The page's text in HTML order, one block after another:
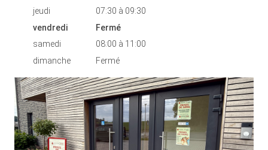
jeudi
07:30 à 09:30
vendredi
Fermé
samedi
08:00 à 11:00
dimanche
Fermé